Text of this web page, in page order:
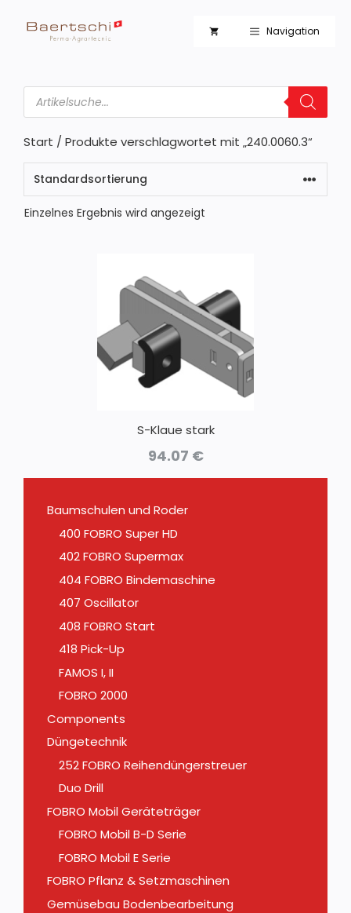
Inhalt
Navigation
Products
search
Start / Produkte verschlagwortet mit „240.0060.3“
Einzelnes Ergebnis wird angezeigt
S-Klaue stark
94.07 €
Baumschulen und Roder
400 FOBRO Super HD
402 FOBRO Supermax
404 FOBRO Bindemaschine
407 Oscillator
408 FOBRO Start
418 Pick-Up
FAMOS I, II
FOBRO 2000
Components
Düngetechnik
252 FOBRO Reihendüngerstreuer
Duo Drill
FOBRO Mobil Geräteträger
FOBRO Mobil B-D Serie
FOBRO Mobil E Serie
FOBRO Pflanz & Setzmaschinen
Gemüsebau Bodenbearbeitung